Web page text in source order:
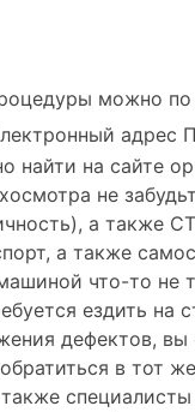
можно
адрес
на сайте
не
а также
а также
что-то не
ездить на
дефектов,
в тот